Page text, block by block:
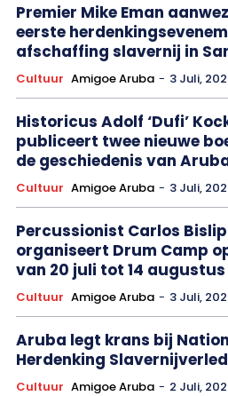
Premier Mike Eman
eerste
afschaffing slavernij in
Cultuur Amigoe Aruba - 3 Juli,
Historicus Adolf ‘Dufi’
publiceert twee nieuwe
de geschiedenis van
Cultuur Amigoe Aruba - 3 Juli,
Percussionist Carlos Bislip
organiseert Drum Camp
van 20 juli tot 14 augustus
Cultuur Amigoe Aruba - 3 Juli,
Aruba legt krans bij
Herdenking
Cultuur Amigoe Aruba - 2 Juli,